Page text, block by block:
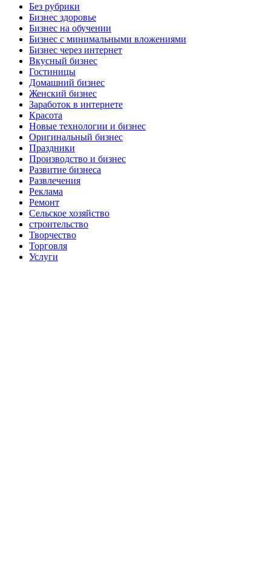
Без рубрики
Бизнес здоровье
Бизнес на обучении
Бизнес с минимальными вложениями
Бизнес через интернет
Вкусный бизнес
Гостиницы
Домашний бизнес
Женский бизнес
Заработок в интернете
Красота
Новые технологии и бизнес
Оригинальный бизнес
Праздники
Производство и бизнес
Развитие бизнеса
Развлечения
Реклама
Ремонт
Сельское хозяйство
строительство
Творчество
Торговля
Услуги